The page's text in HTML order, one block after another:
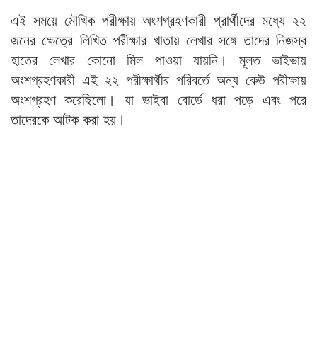
এই সময়ে মৌখিক পরীক্ষায় অংশগ্রহণকারী প্রার্থীদের মধ্যে ২২
জনের ক্ষেত্রে লিখিত পরীক্ষার খাতায় লেখার সঙ্গে তাদের নিজস্ব
হাতের লেখার কোনো মিল পাওয়া যায়নি। মূলত ভাইভায়
অংশগ্রহণকারী এই ২২ পরীক্ষার্থীর পরিবর্তে অন্য কেউ পরীক্ষায়
অংশগ্রহণ করেছিলো। যা ভাইবা বোর্ডে ধরা পড়ে এবং পরে
তাদেরকে আটক করা হয়।